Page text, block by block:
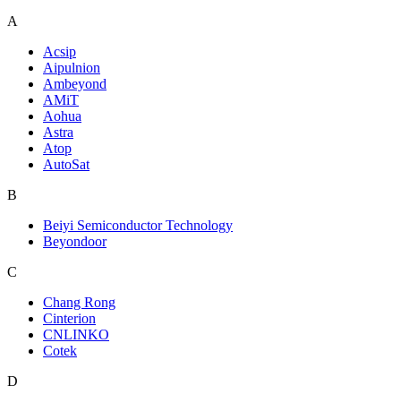
A
Acsip
Aipulnion
Ambeyond
AMiT
Aohua
Astra
Atop
AutoSat
B
Beiyi Semiconductor Technology
Beyondoor
C
Chang Rong
Cinterion
CNLINKO
Cotek
D